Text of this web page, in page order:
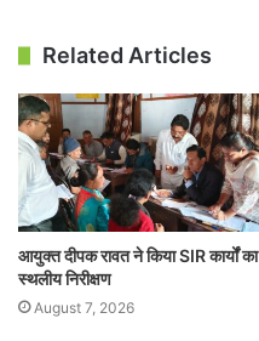
Related Articles
आयुक्त दीपक रावत ने किया SIR कार्यों का
स्थलीय निरीक्षण
August 7, 2026